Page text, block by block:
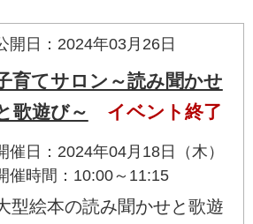
開日：2024年03月26日
育てサロン～読み聞かせ
歌遊び～
イベント終了
催日：2024年04月18日（木）
催時間：10:00～11:15
型絵本の読み聞かせと歌遊